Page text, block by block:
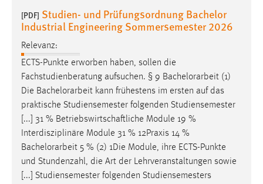
[PDF] Studien- und Prüfungsordnung Bachelor
Industrial Engineering Sommersemester 2026
Relevanz:
ECTS-Punkte erworben haben, sollen die
Fachstudienberatung aufsuchen. § 9 Bachelorarbeit (1)
Die Bachelorarbeit kann frühestens im ersten auf das
praktische Studiensemester folgenden Studiensemester
[...] 31 % Betriebswirtschaftliche Module 19 %
Interdisziplinäre Module 31 % 12Praxis 14 %
Bachelorarbeit 5 % (2) 1Die Module, ihre ECTS-Punkte
und Stundenzahl, die Art der Lehrveranstaltungen sowie
[...] Studiensemester folgenden Studiensemesters